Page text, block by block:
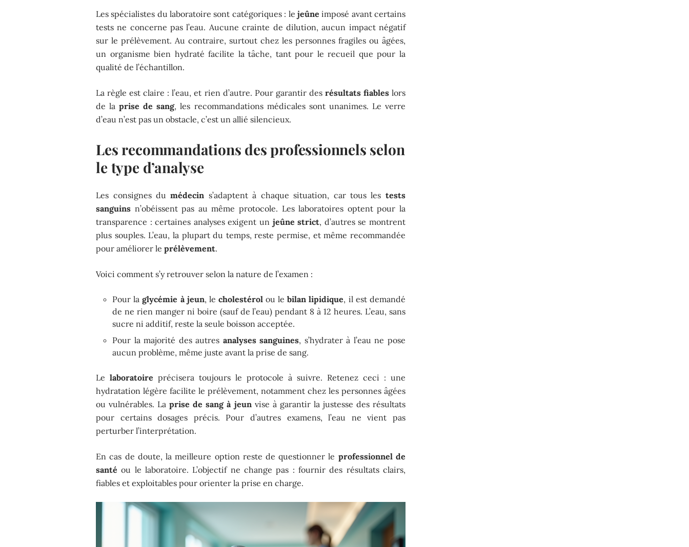
Les spécialistes du laboratoire sont catégoriques : le jeûne imposé avant certains
tests ne concerne pas l’eau. Aucune crainte de dilution, aucun impact négatif
sur le prélèvement. Au contraire, surtout chez les personnes fragiles ou âgées,
un organisme bien hydraté facilite la tâche, tant pour le recueil que pour la
qualité de l’échantillon.
La règle est claire : l’eau, et rien d’autre. Pour garantir des résultats fiableslors
de laprise de sang, les recommandations médicales sont unanimes. Le verre
d’eau n’est pas un obstacle, c’est un allié silencieux.
Les recommandations des professionnels selon
le type d’analyse
Les consignes dumédecin s’adaptent à chaque situation, car tous les tests
sanguins n’obéissent pas au même protocole. Les laboratoires optent pour la
transparence : certaines analyses exigent un jeûne strict, d’autres se montrent
plus souples. L’eau, la plupart du temps, reste permise, et même recommandée
pour améliorer leprélèvement.
Voici comment s’y retrouver selon la nature de l’examen :
Pour laglycémie à jeun, le cholestérolou lebilan lipidique, il est demandé
de ne rien manger ni boire (sauf de l’eau) pendant 8 à 12 heures. L’eau, sans
sucre ni additif, reste la seule boisson acceptée.
Pour la majorité des autres analyses sanguines, s’hydrater à l’eau ne pose
aucun problème, même juste avant la prise de sang.
Lelaboratoire précisera toujours le protocole à suivre. Retenez ceci : une
hydratation légère facilite le prélèvement, notamment chez les personnes âgées
ou vulnérables. Laprise de sang à jeunvise à garantir la justesse des résultats
pour certains dosages précis. Pour d’autres examens, l’eau ne vient pas
perturber l’interprétation.
En cas de doute, la meilleure option reste de questionner le professionnel de
santé ou le laboratoire. L’objectif ne change pas : fournir des résultats clairs,
fiables et exploitables pour orienter la prise en charge.